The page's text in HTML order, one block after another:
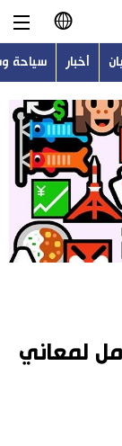
日本語
English
简体字
繁體字
Français
Русский
أخبار سياحة
لمعاني